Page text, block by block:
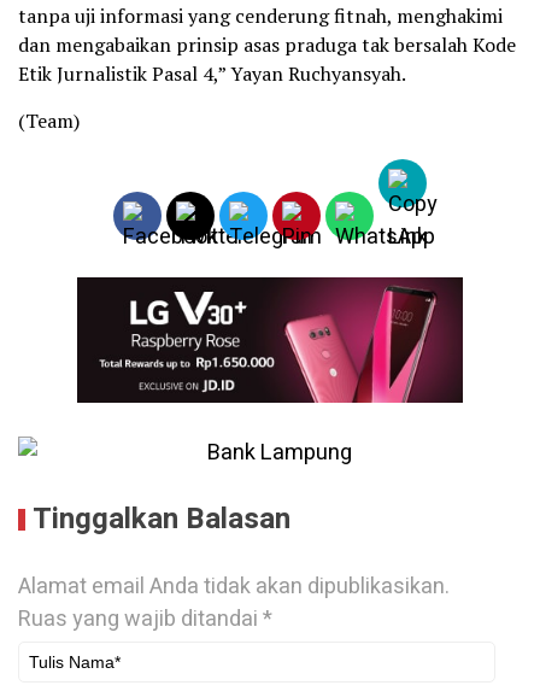
tanpa uji informasi yang cenderung fitnah, menghakimi
dan mengabaikan prinsip asas praduga tak bersalah Kode
Etik Jurnalistik Pasal 4,” Yayan Ruchyansyah.
(Team)
Tinggalkan Balasan
Alamat email Anda tidak akan dipublikasikan.
Ruas yang wajib ditandai*